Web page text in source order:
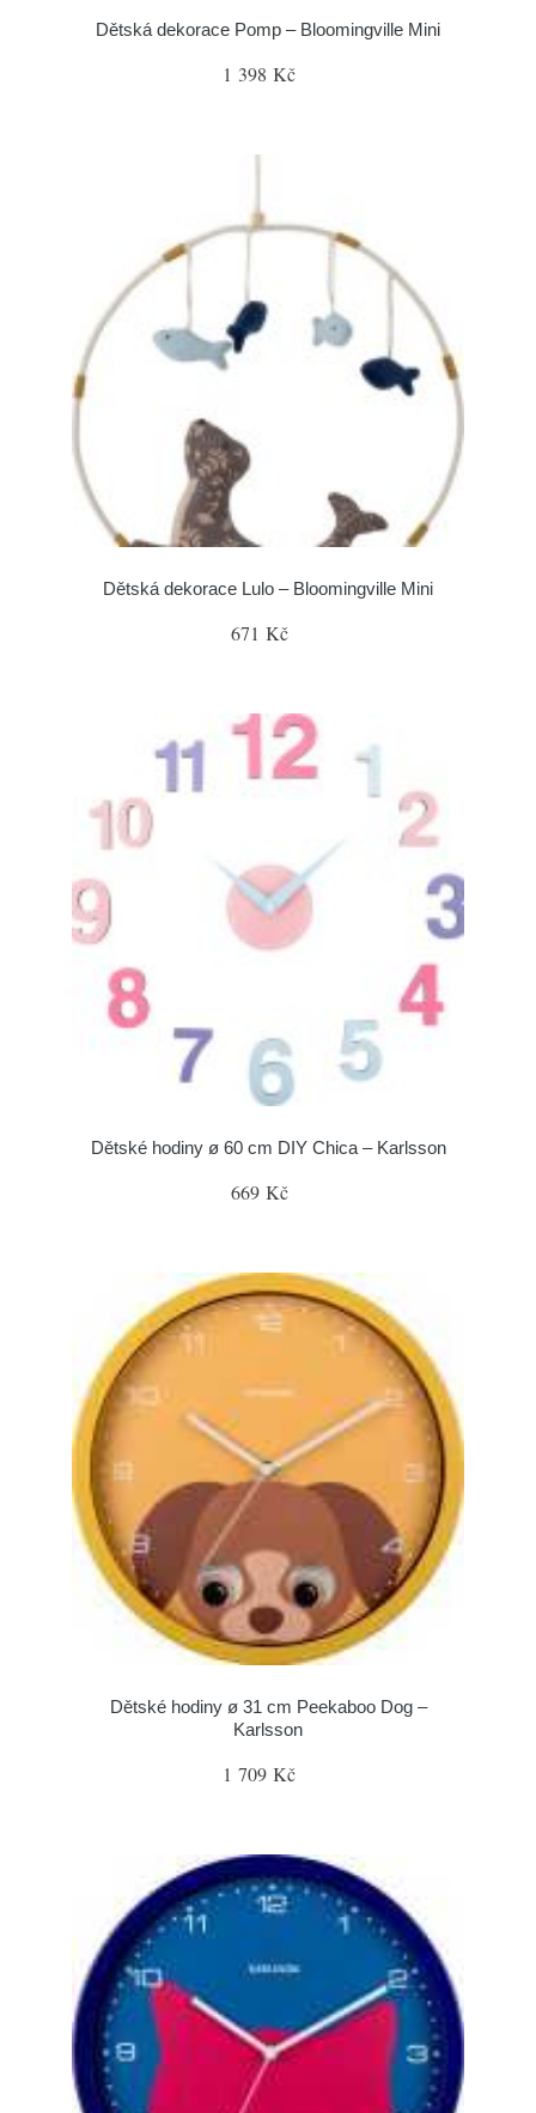
Dětská dekorace Pomp – Bloomingville Mini
1 398 Kč
Dětská dekorace Lulo – Bloomingville Mini
671 Kč
Dětské hodiny ø 60 cm DIY Chica – Karlsson
669 Kč
Dětské hodiny ø 31 cm Peekaboo Dog –
Karlsson
1 709 Kč